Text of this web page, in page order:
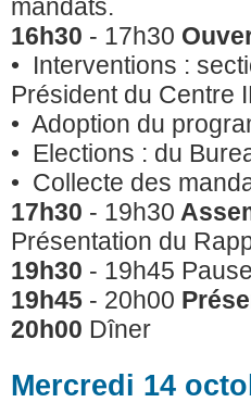
mandats.
16h30 - 17h30
• Interventions :
Président du Centre
• Adoption du
• Elections : du
• Collecte des
17h30 - 19h30
Présentation du
19h30 - 19h45 Pause
19h45 - 20h00
20h00 Dîner
Mercredi 14